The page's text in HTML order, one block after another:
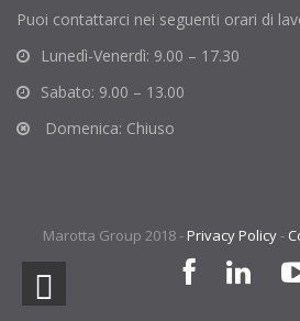
Puoi contattarci nei seguenti orari di
Lunedì-Venerdì: 9.00 – 17.30
Sabato: 9.00 – 13.00
Domenica: Chiuso
Marotta Group 2018 -Privacy Policy-